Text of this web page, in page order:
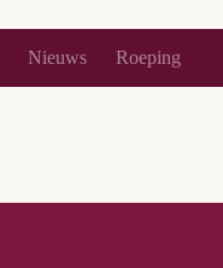
Nieuws Roeping